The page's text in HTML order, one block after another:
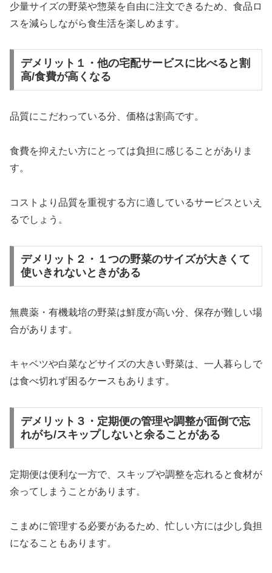
少量サイズの野菜や惣菜を自由に注文できるため、食品ロ
スを減らしながら食生活を楽しめます。
デメリット１・他の宅配サービスに比べると割
高/食費が高くなる
品質にこだわっている分、価格は割高です。
食費を抑えたい方にとっては負担に感じることがありま
す。
コストより品質を重視する方に適しているサービスといえ
るでしょう。
デメリット２・１つの野菜のサイズが大きくて
使いきれないときがある
無農薬・有機栽培の野菜は鮮度が高い分、保存が難しい場
合があります。
キャベツや白菜などサイズの大きい野菜は、一人暮らしで
は食べ切れず困るケースもあります。
デメリット３・定期便の管理や調整が面倒で忘
れがち/スキップしないと余ることがある
定期便は便利な一方で、スキップや調整を忘れると食材が
余ってしまうことがあります。
こまめに管理する必要があるため、忙しい方には少し負担
になることもあります。